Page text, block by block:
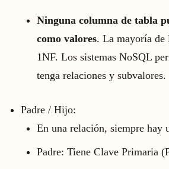
Ninguna columna de tabla
como valores. La mayoría
1NF. Los sistemas NoSQL
tenga relaciones y subvalores.
Padre / Hijo:
En una relación, siempre hay
Padre: Tiene Clave Primaria